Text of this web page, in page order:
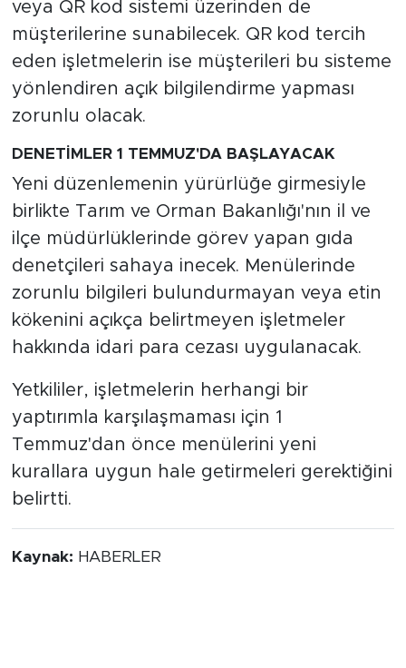
veya QR kod sistemi üzerinden de
müşterilerine sunabilecek. QR kod tercih
eden işletmelerin ise müşterileri bu sisteme
yönlendiren açık bilgilendirme yapması
zorunlu olacak.
DENETİMLER 1 TEMMUZ'DA BAŞLAYACAK
Yeni düzenlemenin yürürlüğe girmesiyle
birlikte Tarım ve Orman Bakanlığı'nın il ve
ilçe müdürlüklerinde görev yapan gıda
denetçileri sahaya inecek. Menülerinde
zorunlu bilgileri bulundurmayan veya etin
kökenini açıkça belirtmeyen işletmeler
hakkında idari para cezası uygulanacak.
Yetkililer, işletmelerin herhangi bir
yaptırımla karşılaşmaması için 1
Temmuz'dan önce menülerini yeni
kurallara uygun hale getirmeleri gerektiğini
belirtti.
Kaynak: HABERLER